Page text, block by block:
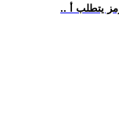
يتطلب أ